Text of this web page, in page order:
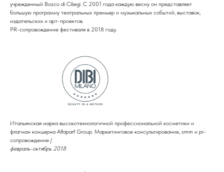
учрежденный Bosco di Ciliegi. С 2001 года каждую весну он представляет
большую программу театральных премьер и музыкальных событий, выставок,
издательских и арт-проектов.
PR-сопровождение фестиваля в 2018 году.
Итальянская марка высокотехнологичной профессиональной косметики и
флагман концерна Alfaparf Group. Маркетинговое консультирование, smm и pr-
сопровождение /
февраль-октябрь 2018